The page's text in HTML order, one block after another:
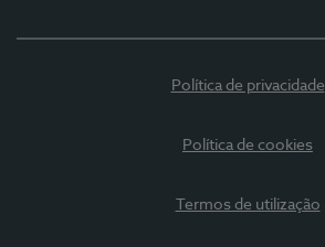
Política de privacidade
Política de cookies
Termos de utilização